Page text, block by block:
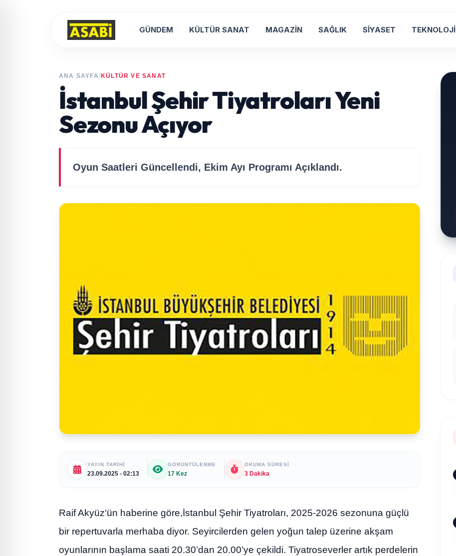
GÜNDEM KÜLTÜR SANAT MAGAZİN SAĞLIK SİYASET TEKNOLOJİ
ANA SAYFA/ KÜLTÜR VE SANAT
İstanbul Şehir Tiyatroları Yeni
Sezonu Açıyor
Oyun Saatleri Güncellendi, Ekim Ayı Programı Açıklandı.
YAYIN TARIHI
23.09.2025 - 02:13
GÖRÜNTÜLENME
17 Kez
OKUMA SÜRESI
3 Dakika
Raif Akyüz‘ün haberine göre,İstanbul Şehir Tiyatroları, 2025-2026 sezonuna güçlü
bir repertuvarla merhaba diyor. Seyircilerden gelen yoğun talep üzerine akşam
oyunlarının başlama saati 20.30’dan 20.00’ye çekildi. Tiyatroseverler artık perdelerin